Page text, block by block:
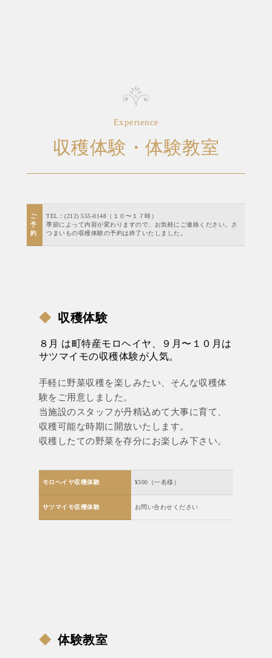
Experience
収穫体験・体験教室
ご
予
約
TEL：(212) 555-0148（１０〜１７時）
季節によって内容が変わりますので、お気軽にご連絡ください。さ
つまいもの収穫体験の予約は終了いたしました。
◆ 収穫体験
８月 は町特産モロヘイヤ、９月〜１０月は
サツマイモの収穫体験が人気。
手軽に野菜収穫を楽しみたい、そんな収穫体
験をご用意しました。
当施設のスタッフが丹精込めて大事に育て、
収穫可能な時期に開放いたします。
収穫したての野菜を存分にお楽しみ下さい。
モロヘイヤ収穫体験 ¥300（一名様）
サツマイモ収穫体験 お問い合わせください
◆ 体験教室